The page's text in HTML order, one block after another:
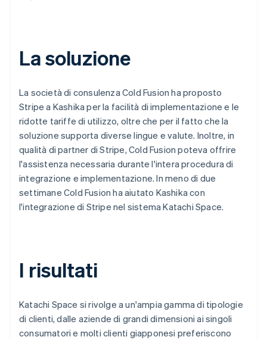
La soluzione
La società di consulenza Cold Fusion ha proposto
Stripe a Kashika per la facilità di implementazione e le
ridotte tariffe di utilizzo, oltre che per il fatto che la
soluzione supporta diverse lingue e valute. Inoltre, in
qualità di partner di Stripe, Cold Fusion poteva offrire
l'assistenza necessaria durante l'intera procedura di
integrazione e implementazione. In meno di due
settimane Cold Fusion ha aiutato Kashika con
l'integrazione di Stripe nel sistema Katachi Space.
I risultati
Katachi Space si rivolge a un'ampia gamma di tipologie
di clienti, dalle aziende di grandi dimensioni ai singoli
consumatori e molti clienti giapponesi preferiscono